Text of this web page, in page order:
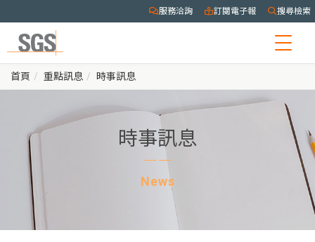
服務洽詢 訂閱電子報 搜尋檢索
首頁 重點訊息 時事訊息
時事訊息
News